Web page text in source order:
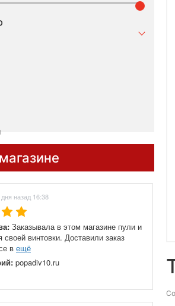
назад 16:38
Заказывала в этом магазине пули и
винтовки. Доставили заказ
в ещё
popadiv10.ru